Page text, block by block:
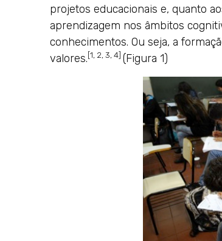
projetos educacionais e, quanto
aprendizagem nos âmbitos
conhecimentos. Ou seja, a
valores.[1, 2, 3, 4] (Figura 1)